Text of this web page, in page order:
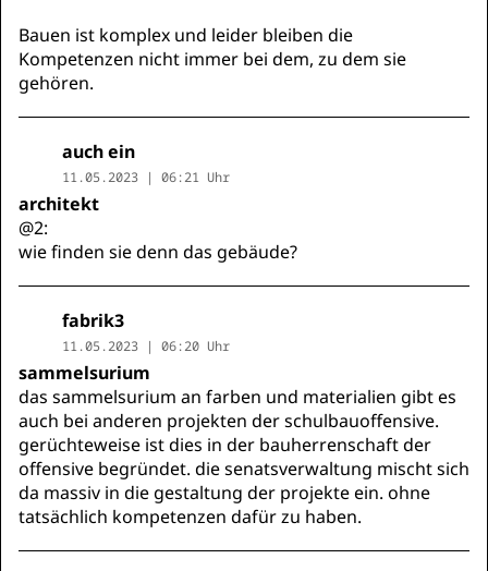
Bauen ist komplex und leider bleiben die
Kompetenzen nicht immer bei dem, zu dem sie
gehören.
auch ein
11.05.2023 | 06:21 Uhr
architekt
@2:
wie finden sie denn das gebäude?
fabrik3
11.05.2023 | 06:20 Uhr
sammelsurium
das sammelsurium an farben und materialien gibt es
auch bei anderen projekten der schulbauoffensive.
gerüchteweise ist dies in der bauherrenschaft der
offensive begründet. die senatsverwaltung mischt sich
da massiv in die gestaltung der projekte ein. ohne
tatsächlich kompetenzen dafür zu haben.